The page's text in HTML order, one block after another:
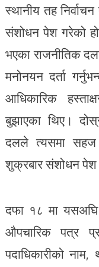
स्थानीय तह
संशोधन पेश गरेको
भएका राजनीतिक
मनोनयन दर्ता
आधिकारिक
बुझाएका थिए।
दलले त्यसमा सहज
शुक्रबार संशोधन पेश
दफा १८ मा यसअघि
औपचारिक पत्र
पदाधिकारीको